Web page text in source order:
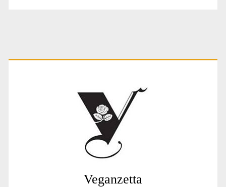
Primary
Veganzetta